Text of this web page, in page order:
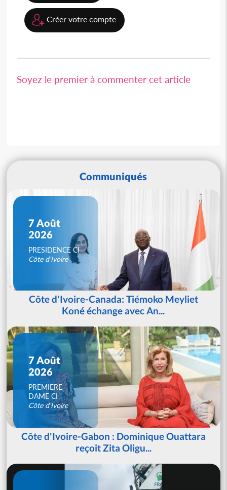
Créer votre compte
Soyez le premier à commenter cet article
Communiqués
7 Août
2026
PRESIDENCE CI
Côte d'Ivoire
Côte d'Ivoire-Canada: Tiémoko Meyliet
Koné échange avec An...
7 Août
2026
PREMIERE
DAME CI
Côte d'Ivoire
Côte d'Ivoire-Gabon : Dominique Ouattara
reçoit Zita Oligu...